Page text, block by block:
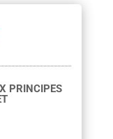
PRINCIPES